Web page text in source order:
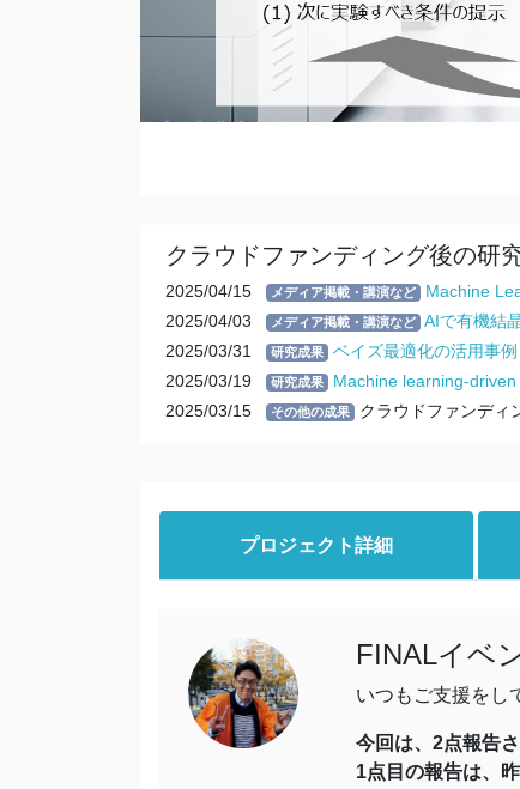
クラウドファンディング後の研
2025/04/15 メディア掲載・講演など
Machine
2025/04/03
メディア掲載・講演など
AIで有機結
2025/03/31
研究成果
ベイズ最適化の活用事
2025/03/19
研究成果
Machine learning-
2025/03/15
その他の成果 クラウドファンディ
プロジェクト詳細
FINALイベ
いつもご支援をし
今回は、2点報告
1点目の報告は、